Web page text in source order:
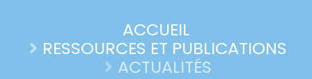
ACCUEIL
RESSOURCES ET PUBLICATIONS
ACTUALITÉS